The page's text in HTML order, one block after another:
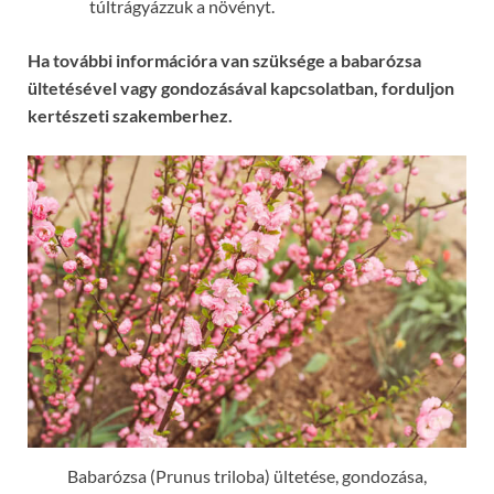
túltrágyázzuk a növényt.
Ha további információra van szüksége a babarózsa
ültetésével vagy gondozásával kapcsolatban, forduljon
kertészeti szakemberhez.
Babarózsa (Prunus triloba) ültetése, gondozása,